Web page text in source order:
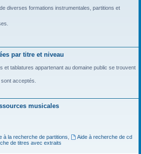
diverses formations instrumentales, partitions et
par titre et niveau
et tablatures appartenant au domaine public se trouvent
acceptés.
musicales
à la recherche de partitions
Aide à recherche de cd
de titres avec extraits